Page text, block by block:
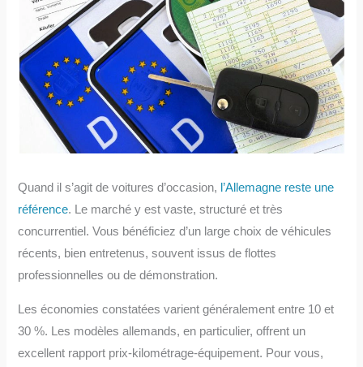
Quand il s’agit de voitures d’occasion, l’Allemagne reste une
référence. Le marché y est vaste, structuré et très
concurrentiel. Vous bénéficiez d’un large choix de véhicules
récents, bien entretenus, souvent issus de flottes
professionnelles ou de démonstration.
Les économies constatées varient généralement entre 10 et
30 %. Les modèles allemands, en particulier, offrent un
excellent rapport prix-kilométrage-équipement. Pour vous,